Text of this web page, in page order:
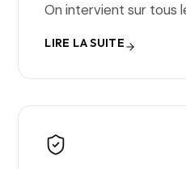
On intervient sur tous
LIRE LA SUITE